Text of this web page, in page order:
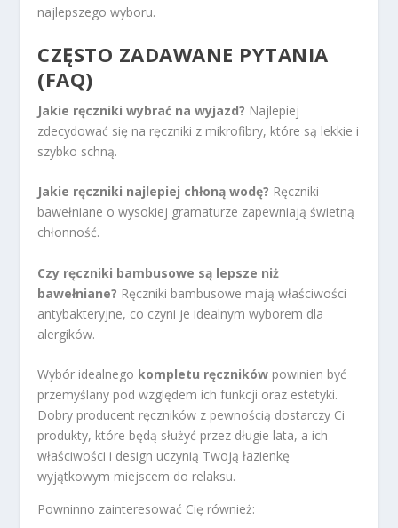
najlepszego wyboru.
CZĘSTO ZADAWANE PYTANIA
(FAQ)
Jakie ręczniki wybrać na wyjazd? Najlepiej
zdecydować się na ręczniki z mikrofibry, które są lekkie i
szybko schną.
Jakie ręczniki najlepiej chłoną wodę? Ręczniki
bawełniane o wysokiej gramaturze zapewniają świetną
chłonność.
Czy ręczniki bambusowe są lepsze niż
bawełniane? Ręczniki bambusowe mają właściwości
antybakteryjne, co czyni je idealnym wyborem dla
alergików.
Wybór idealnego kompletu ręczników powinien być
przemyślany pod względem ich funkcji oraz estetyki.
Dobry producent ręczników z pewnością dostarczy Ci
produkty, które będą służyć przez długie lata, a ich
właściwości i design uczynią Twoją łazienkę
wyjątkowym miejscem do relaksu.
Powninno zainteresować Cię również: